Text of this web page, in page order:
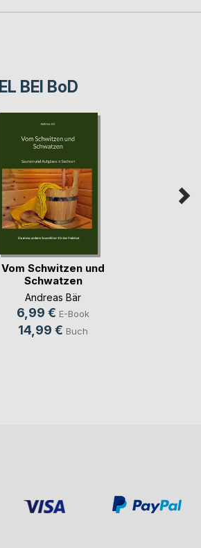
BEI BoD
Vom Schwitzen und
Schwatzen
Andreas Bär
6,99 € E-Book
14,99 € Buch